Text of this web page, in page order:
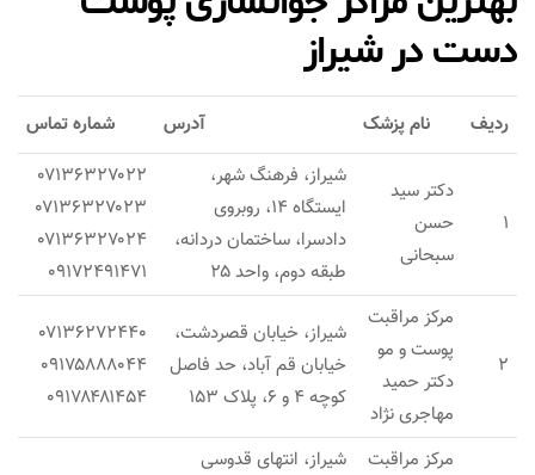
دست در شیراز
ردیف نام پزشک آدرس شماره تماس
۱
دکتر سید
حسن
سبحانی
شیراز، فرهنگ شهر،
ایستگاه ۱۴، روبروی
دادسرا، ساختمان دردانه،
طبقه دوم، واحد ۲۵
۰۷۱۳۶۳۲۷۰۲۲
۰۷۱۳۶۳۲۷۰۲۳
۰۷۱۳۶۳۲۷۰۲۴
۰۹۱۷۲۴۹۱۴۷۱
۲
مرکز مراقبت
پوست و مو
دکتر حمید
مهاجری نژاد
شیراز، خیابان قصردشت،
خیابان قم آباد، حد فاصل
کوچه ۴ و ۶، پلاک ۱۵۳
۰۷۱۳۶۲۷۲۴۴۰
۰۹۱۷۵۸۸۸۰۴۴
۰۹۱۷۸۴۸۱۴۵۴
مرکز مراقبت
شیراز، انتهای قدوسی